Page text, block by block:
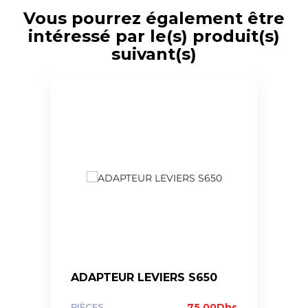
Vous pourrez également être
intéressé par le(s) produit(s)
suivant(s)
ADAPTEUR LEVIERS S650